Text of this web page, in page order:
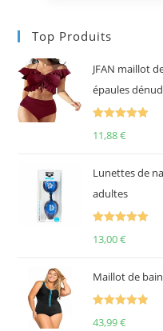
Top Produits
JFAN maillot
épaules
11,88€
Lunettes de
adultes
13,00€
Maillot de
43,99€